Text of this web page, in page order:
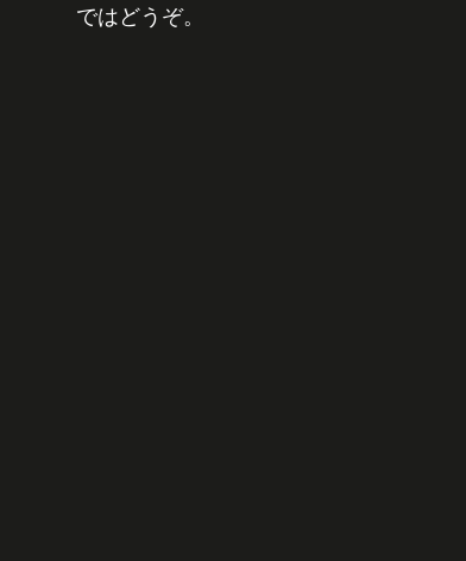
ではどうぞ。